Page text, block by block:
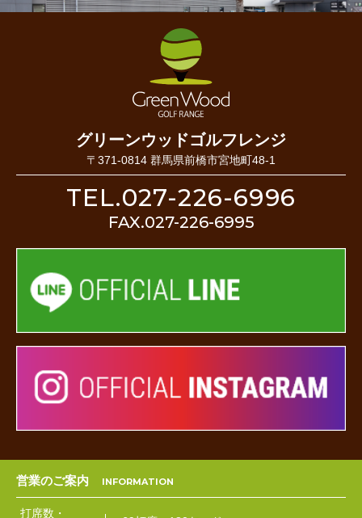
グリーンウッドゴルフレンジ
〒371-0814 群馬県前橋市宮地町48-1
TEL.027-226-6996
FAX.027-226-6995
営業のご案内
打席数・